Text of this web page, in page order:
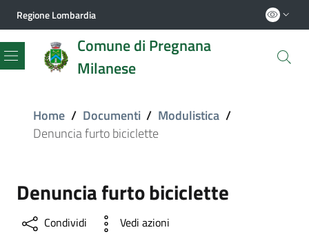
Regione Lombardia
Comune di Pregnana
Milanese
Menu
Home / Documenti / Modulistica /
Denuncia furto biciclette
Denuncia furto biciclette
Condividi Vedi azioni